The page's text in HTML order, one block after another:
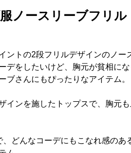
ノースリーブフリル
ントの2段フリルデザインのノー
デをしたいけど、胸元が貧相にな
ブさんにもぴったりなアイテム。
インを施したトップスで、胸元
、どんなコーデにもこなれ感のあ